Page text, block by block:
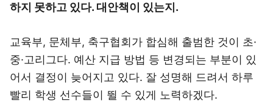
하지 못하고 있다. 대안책이 있는지.
교육부, 문체부, 축구협회가 합심해 출범한 것이 초·
중·고리그다. 예산 지급 방법 등 변경되는 부분이 있
어서 결정이 늦어지고 있다. 잘 성명해 드려서 하루
빨리 학생 선수들이 뛸 수 있게 노력하겠다.